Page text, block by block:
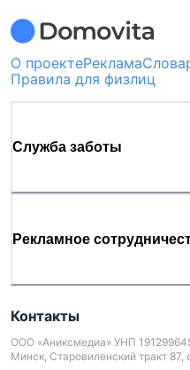
О проектеРеклама
Правила для физлиц
Служба заботы
Рекламное
Контакты
ООО «Аниксмедиа» УНП
Минск, Старовиленский тракт 87,